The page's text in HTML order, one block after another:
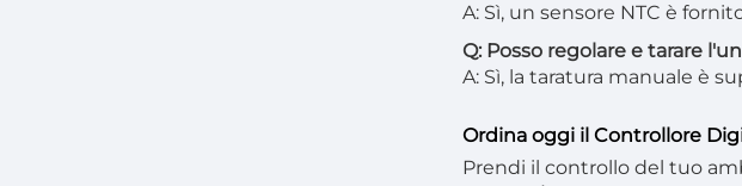
A: Sì, un sensore NTC è
Q: Posso regolare e tarare
A: Sì, la taratura manuale è
Ordina oggi il Controllore
Prendi il controllo del tuo